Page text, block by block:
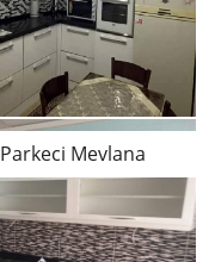
Parkeci Mevlana